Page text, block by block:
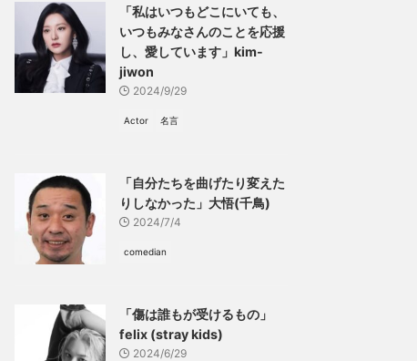
「私はいつもどこにいても、
いつもみなさんのことを応援
し、愛しています」kim-
jiwon
2024/9/29
Actor 名言
「自分たちを曲げたり変えた
りしなかった」大悟(千鳥)
2024/7/4
comedian
「傷は誰もが受けるもの」
felix (stray kids)
2024/6/29